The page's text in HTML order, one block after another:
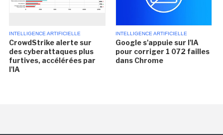
INTELLIGENCE ARTIFICIELLE
CrowdStrike alerte sur
des cyberattaques plus
furtives, accélérées par
l'IA
INTELLIGENCE ARTIFICIELLE
Google s'appuie sur l'IA
pour corriger 1 072 failles
dans Chrome